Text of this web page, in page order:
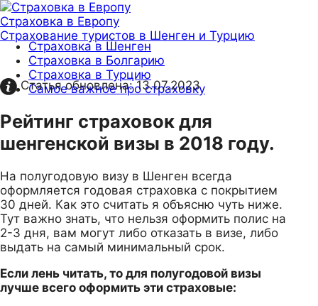
Страховка в Европу
Страхование туристов в Шенген и Турцию
Страховка в Шенген
Страховка в Болгарию
Страховка в Турцию
Самое важное про страховку
Статья обновлена:13.07.2023
Рейтинг страховок для
шенгенской визы в 2018 году.
На полугодовую визу в Шенген всегда
оформляется годовая страховка с покрытием
30 дней. Как это считать я объясню чуть ниже.
Тут важно знать, что нельзя оформить полис на
2-3 дня, вам могут либо отказать в визе, либо
выдать на самый минимальный срок.
Если лень читать, то для полугодовой визы
лучше всего оформить эти страховые: